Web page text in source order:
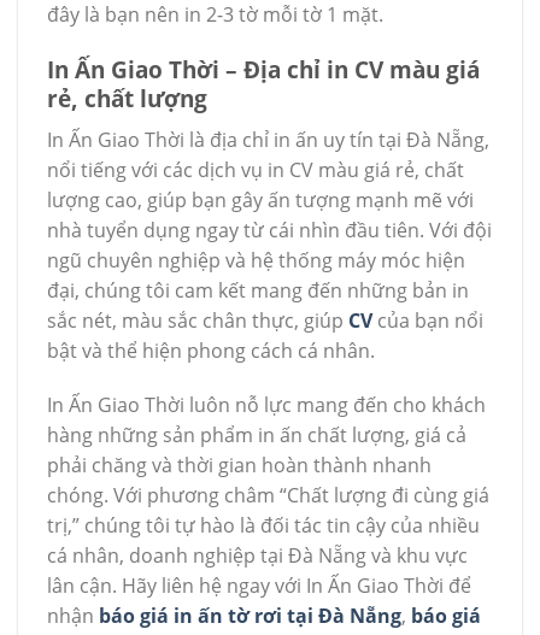
đây là bạn nên in 2-3 tờ mỗi tờ 1 mặt.
In Ấn Giao Thời – Địa chỉ in CV màu giá
rẻ, chất lượng
In Ấn Giao Thời là địa chỉ in ấn uy tín tại Đà Nẵng,
nổi tiếng với các dịch vụ in CV màu giá rẻ, chất
lượng cao, giúp bạn gây ấn tượng mạnh mẽ với
nhà tuyển dụng ngay từ cái nhìn đầu tiên. Với đội
ngũ chuyên nghiệp và hệ thống máy móc hiện
đại, chúng tôi cam kết mang đến những bản in
sắc nét, màu sắc chân thực, giúp CVcủa bạn nổi
bật và thể hiện phong cách cá nhân.
In Ấn Giao Thời luôn nỗ lực mang đến cho khách
hàng những sản phẩm in ấn chất lượng, giá cả
phải chăng và thời gian hoàn thành nhanh
chóng. Với phương châm “Chất lượng đi cùng giá
trị,” chúng tôi tự hào là đối tác tin cậy của nhiều
cá nhân, doanh nghiệp tại Đà Nẵng và khu vực
lân cận. Hãy liên hệ ngay với In Ấn Giao Thời để
nhận báo giá in ấn tờ rơi tại Đà Nẵng, báo giá